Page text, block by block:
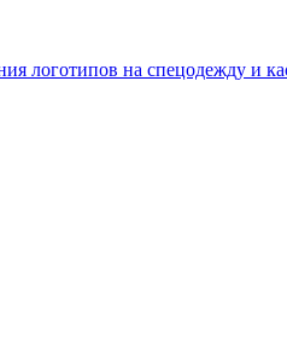
логотипов на спецодежду и